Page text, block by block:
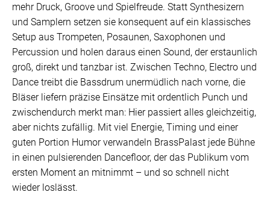
mehr Druck, Groove und Spielfreude. Statt Synthesizern
und Samplern setzen sie konsequent auf ein klassisches
Setup aus Trompeten, Posaunen, Saxophonen und
Percussion und holen daraus einen Sound, der erstaunlich
groß, direkt und tanzbar ist. Zwischen Techno, Electro und
Dance treibt die Bassdrum unermüdlich nach vorne, die
Bläser liefern präzise Einsätze mit ordentlich Punch und
zwischendurch merkt man: Hier passiert alles gleichzeitig,
aber nichts zufällig. Mit viel Energie, Timing und einer
guten Portion Humor verwandeln BrassPalast jede Bühne
in einen pulsierenden Dancefloor, der das Publikum vom
ersten Moment an mitnimmt – und so schnell nicht
wieder loslässt.